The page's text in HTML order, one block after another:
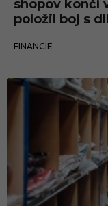
o
v
o
b
o
shopov končí
položil boj s
FINANCIE